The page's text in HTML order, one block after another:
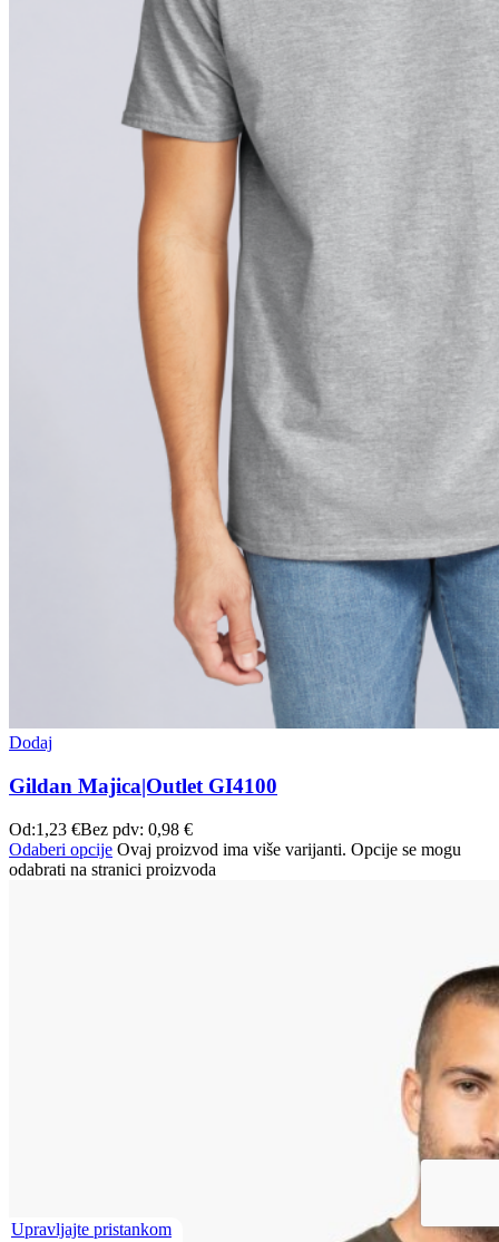
Dodaj
Gildan Majica|Outlet GI4100
Od:1,23 €Bez pdv: 0,98 €
Odaberi opcije Ovaj proizvod ima više varijanti. Opcije se mogu
odabrati na stranici proizvoda
Upravljajte pristankom